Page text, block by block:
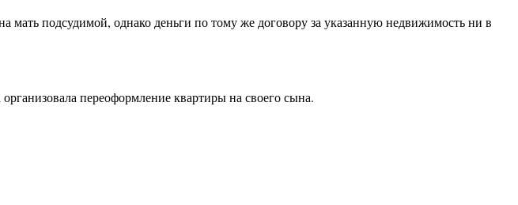
подсудимой, однако деньги по тому же договору за указанную недвижимость ни в
переоформление квартиры на своего сына.